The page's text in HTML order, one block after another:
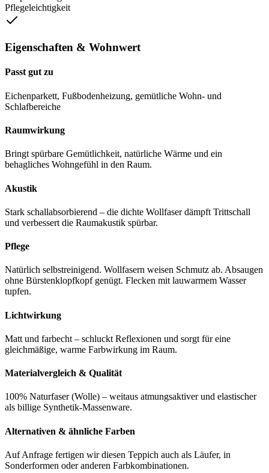
Pflegeleichtigkeit
Eigenschaften & Wohnwert
Passt gut zu
Eichenparkett, Fußbodenheizung, gemütliche Wohn- und
Schlafbereiche
Raumwirkung
Bringt spürbare Gemütlichkeit, natürliche Wärme und ein
behagliches Wohngefühl in den Raum.
Akustik
Stark schallabsorbierend – die dichte Wollfaser dämpft Trittschall
und verbessert die Raumakustik spürbar.
Pflege
Natürlich selbstreinigend. Wollfasern weisen Schmutz ab. Absaugen
ohne Bürstenklopfkopf genügt. Flecken mit lauwarmem Wasser
tupfen.
Lichtwirkung
Matt und farbecht – schluckt Reflexionen und sorgt für eine
gleichmäßige, warme Farbwirkung im Raum.
Materialvergleich & Qualität
100% Naturfaser (Wolle) – weitaus atmungsaktiver und elastischer
als billige Synthetik-Massenware.
Alternativen & ähnliche Farben
Auf Anfrage fertigen wir diesen Teppich auch als Läufer, in
Sonderformen oder anderen Farbkombinationen.